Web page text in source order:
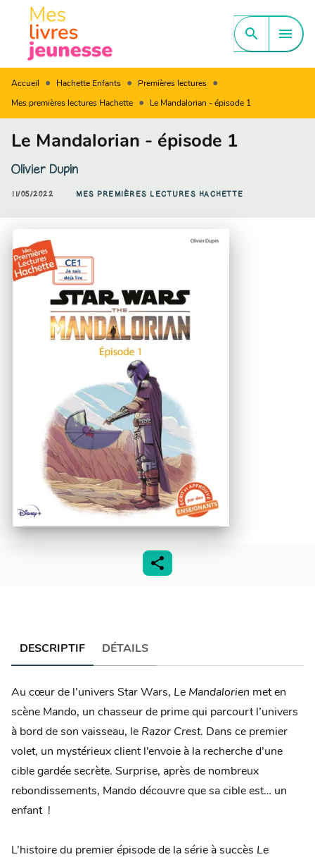
MENU CONTENU
PIED DE PAGE
search menu
Accueil • Hachette Enfants • Premières lectures •
Mes premières lectures Hachette • Le Mandalorian - épisode 1
Le Mandalorian - épisode 1
Olivier Dupin
11/05/2022 MES PREMIÈRES LECTURES HACHETTE
DESCRIPTIF DÉTAILS
Au cœur de l’univers Star Wars, Le Mandalorien met en
scène Mando, un chasseur de prime qui parcourt l’univers
à bord de son vaisseau, le Razor Crest. Dans ce premier
volet, un mystérieux client l’envoie à la recherche d’une
cible gardée secrète. Surprise, après de nombreux
rebondissements, Mando découvre que sa cible est… un
enfant !
L’histoire du premier épisode de la série à succès Le